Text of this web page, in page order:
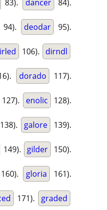
83). dancer 84).
94). deodar 95).
106). dirndl
dorado 117).
127). enolic 128).
138). galore 139).
149). gilder 150).
160). gloria 161).
171). graded